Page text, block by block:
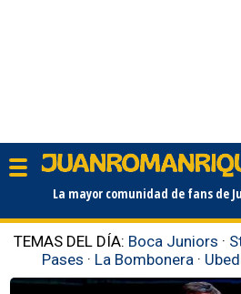
La mayor comunidad de fans de
TEMAS DEL DÍA: Boca Juniors ·
Pases · La Bombonera ·